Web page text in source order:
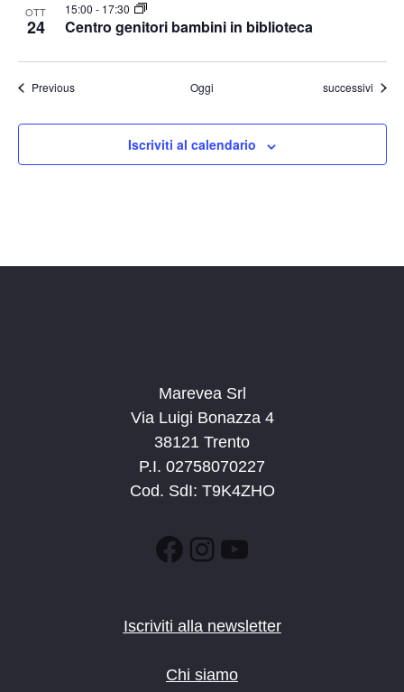
OTT
24 Centro genitori bambini in biblioteca
15:00 - 17:30
PreviousEventi Oggi Eventi
successivi
Iscriviti al calendario
Marevea Srl
Via Luigi Bonazza 4
38121 Trento
P.I. 02758070227
Cod. SdI: T9K4ZHO
Facebook
Instagram
YouTube
Iscriviti alla newsletter
Chi siamo